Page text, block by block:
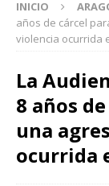
INICIO
años de cárcel
violencia ocurrida
La
8 años
una
ocurrida